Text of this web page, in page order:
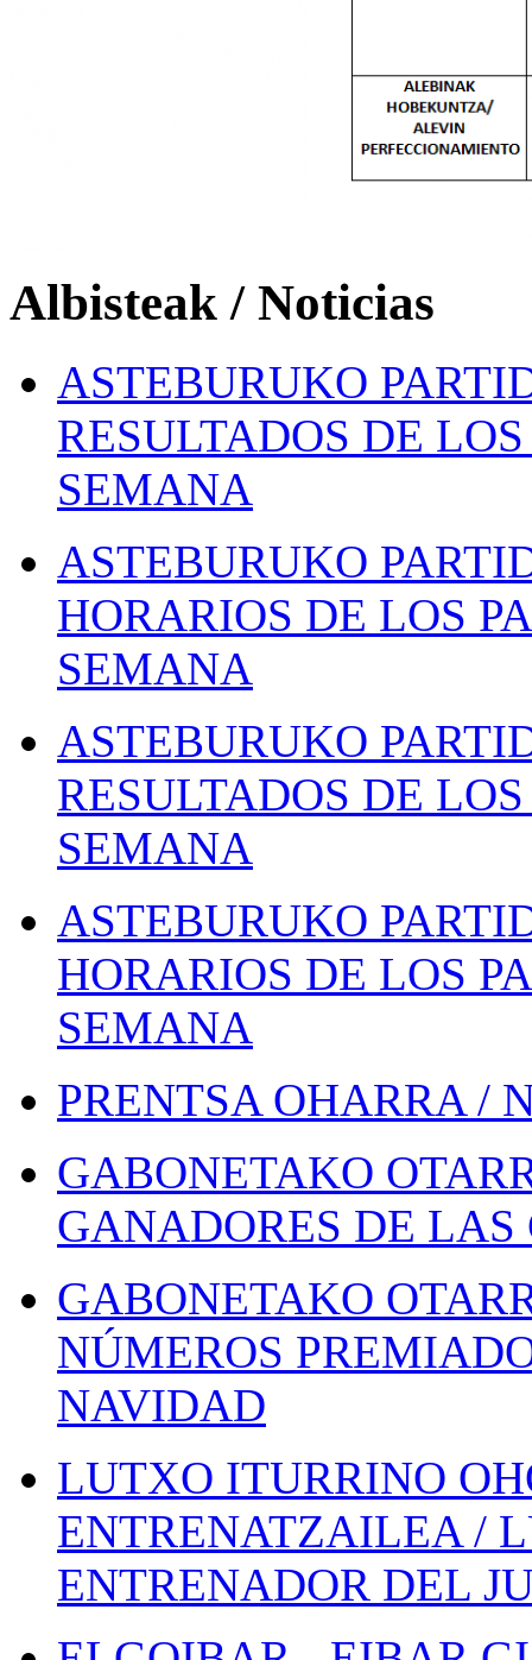
Albisteak / Noticias
ASTEBURUKO
RESULTADOS DE
SEMANA
ASTEBURUKO
HORARIOS DE LOS
SEMANA
ASTEBURUKO
RESULTADOS DE
SEMANA
ASTEBURUKO
HORARIOS DE LOS
SEMANA
PRENTSA OHARRA /
GABONETAKO
GANADORES DE
GABONETAKO
NÚMEROS
NAVIDAD
LUTXO ITURRINO
ENTRENATZAILEA /
ENTRENADOR DEL